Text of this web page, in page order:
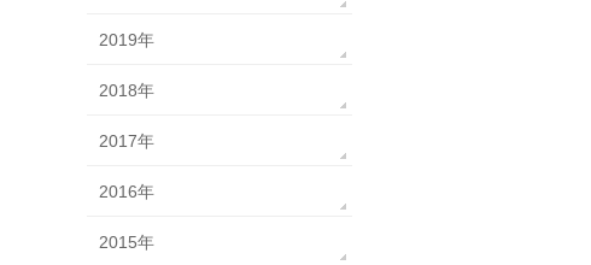
2019年
2018年
2017年
2016年
2015年